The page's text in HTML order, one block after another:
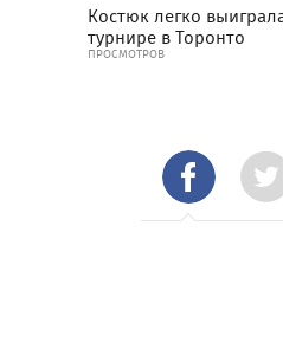
Костюк легко
турнире в Торонто
ПРОСМОТРОВ